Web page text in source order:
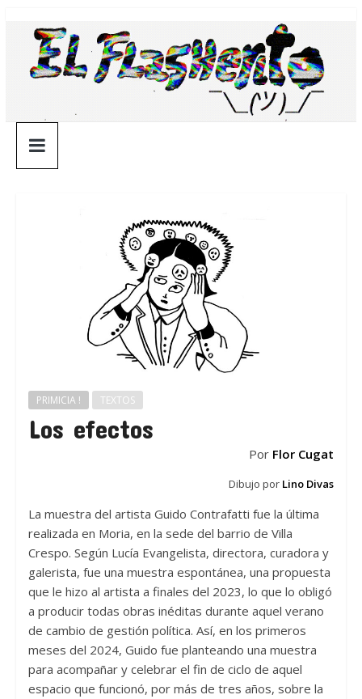
contenido
¯\_(ツ)_/
¯
PRIMICIA ! TEXTOS
Los efectos
Por Flor Cugat
Dibujo por Lino Divas
La muestra del artista Guido Contrafatti fue la última
realizada en Moria, en la sede del barrio de Villa
Crespo. Según Lucía Evangelista, directora, curadora y
galerista, fue una muestra espontánea, una propuesta
que le hizo al artista a finales del 2023, lo que lo obligó
a producir todas obras inéditas durante aquel verano
de cambio de gestión política. Así, en los primeros
meses del 2024, Guido fue planteando una muestra
para acompañar y celebrar el fin de ciclo de aquel
espacio que funcionó, por más de tres años, sobre la